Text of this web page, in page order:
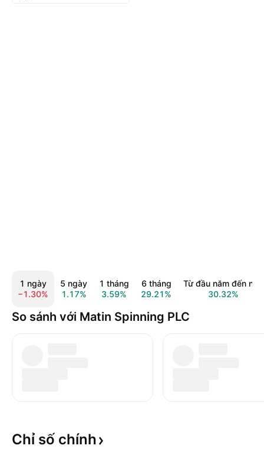
1 ngày
−1.30%
5 ngày
1.17%
1 tháng
3.59%
6 tháng
29.21%
Từ đầu năm đến nay
30.32%
So sánh với Matin Spinning PLC
Chỉ số chính